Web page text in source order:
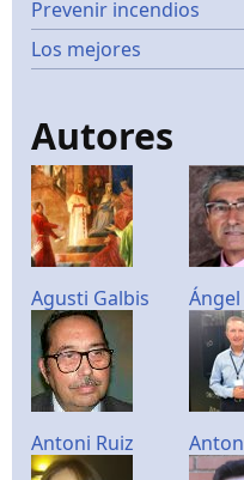
Prevenir incendios
Los mejores
Autores
Agusti Galbis
Antoni Ruiz